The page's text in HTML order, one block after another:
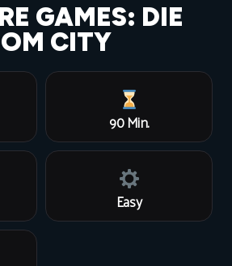
GAMES: DIE
CITY
90 Min.
Easy